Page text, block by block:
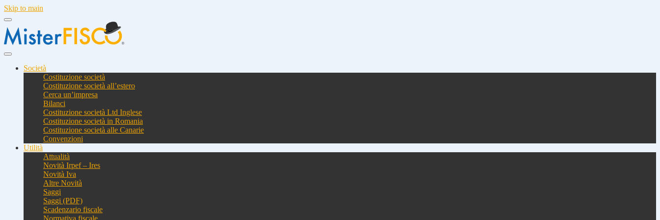
Skip to main
Società
Costituzione società
Costituzione società all’estero
Cerca un’impresa
Bilanci
Costituzione società Ltd Inglese
Costituzione società in Romania
Costituzione società alle Canarie
Convenzioni
Utilità
Attualità
Novità Irpef – Ires
Novità Iva
Altre Novità
Saggi
Saggi (PDF)
Scadenzario fiscale
Normativa fiscale